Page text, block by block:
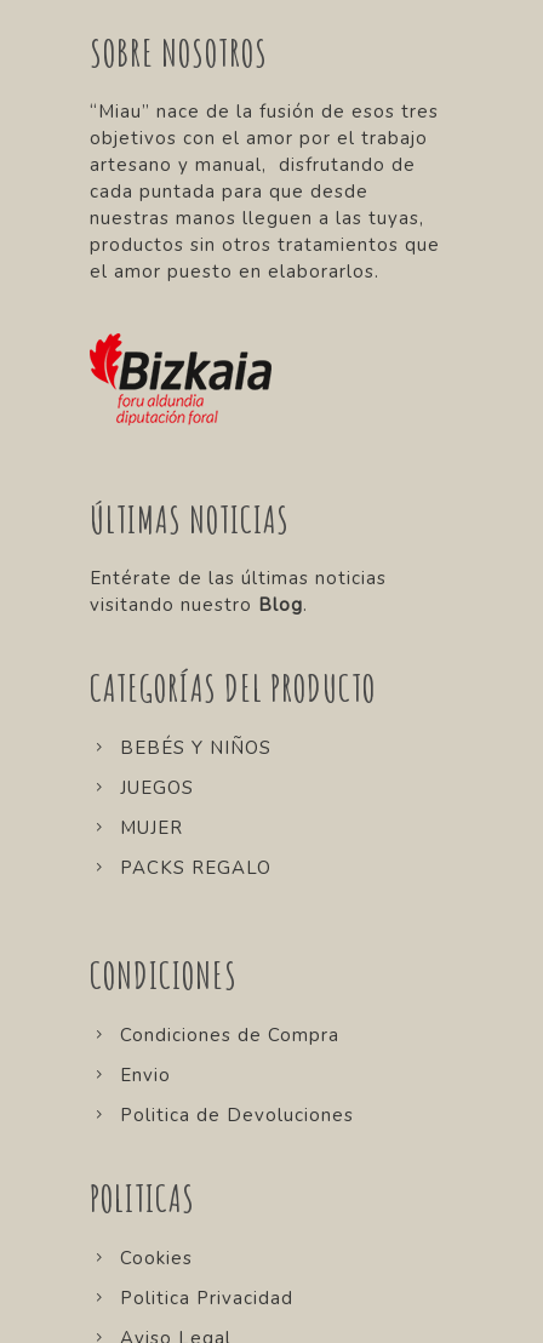
SOBRE NOSOTROS
“Miau” nace de la fusión de esos tres
objetivos con el amor por el trabajo
artesano y manual, disfrutando de
cada puntada para que desde
nuestras manos lleguen a las tuyas,
productos sin otros tratamientos que
el amor puesto en elaborarlos.
ÚLTIMAS NOTICIAS
Entérate de las últimas noticias
visitando nuestro Blog.
CATEGORÍAS DEL PRODUCTO
BEBÉS Y NIÑOS
JUEGOS
MUJER
PACKS REGALO
CONDICIONES
Condiciones de Compra
Envio
Politica de Devoluciones
POLITICAS
Cookies
Politica Privacidad
Aviso Legal